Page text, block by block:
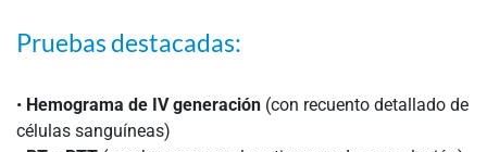
Pruebas destacadas:
• Hemograma de IV generación (con recuento detallado de
células sanguíneas)